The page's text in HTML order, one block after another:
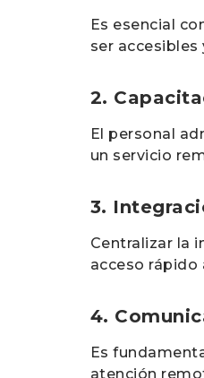
Es esencial
ser
2.
El personal
un servicio
3.
Centralizar la
acceso
4.
Es
atención